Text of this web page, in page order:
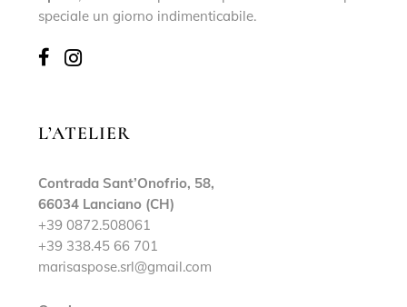
speciale un giorno indimenticabile.
L’ATELIER
Contrada Sant’Onofrio, 58,
66034 Lanciano (CH)
+39 0872.508061
+39 338.45 66 701
marisaspose.srl@gmail.com